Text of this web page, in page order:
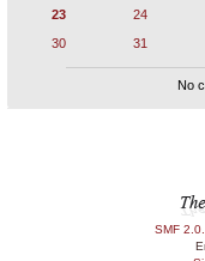
23
24
30
31
No
SMF